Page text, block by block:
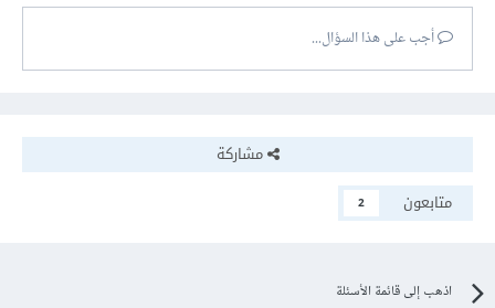
أجب على هذا السؤال...
مشاركة
متابعون
2
اذهب إلى قائمة الأسئلة